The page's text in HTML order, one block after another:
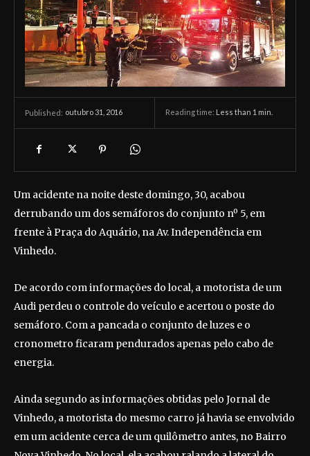
Published: outubro 31, 2016 Reading time: Less than 1 min.
Um acidente na noite deste domingo, 30, acabou
derrubando um dos semáforos do conjunto nº 5, em
frente à Praça do Aquário, na Av. Independência em
Vinhedo.
De acordo com informações do local, a motorista de um
Audi perdeu o controle do veículo e acertou o poste do
semáforo. Com a pancada o conjunto de luzes e o
cronometro ficaram pendurados apenas pelo cabo de
energia.
Ainda segundo as informações obtidas pelo Jornal de
Vinhedo, a motorista do mesmo carro já havia se envolvido
em um acidente cerca de um quilômetro antes, no Bairro